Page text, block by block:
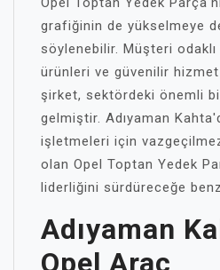
grafiğinin de yükselmeye
söylenebilir. Müşteri odaklı
ürünleri ve güvenilir hizmet
şirket, sektördeki önemli
gelmiştir. Adıyaman
işletmeleri için
olan Opel Toptan Yedek
liderliğini sürdüreceğe
Adıyaman
Opel Araç